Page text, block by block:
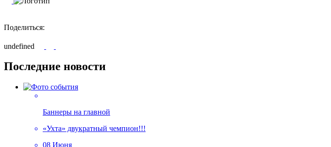
Поделиться:
undefined
Последние новости
Баннеры на главной
«Ухта» двукратный чемпион!!!
08 Июня